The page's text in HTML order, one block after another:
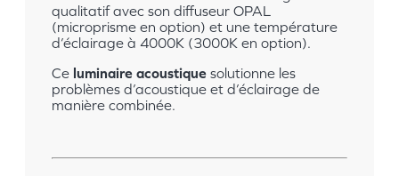
qualitatif avec son diffuseur OPAL
(microprisme en option) et une température
d’éclairage à 4000K (3000K en option).
Ce luminaire acoustique solutionne les
problèmes d’acoustique et d’éclairage de
manière combinée.